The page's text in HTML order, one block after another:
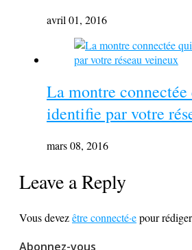
avril 01, 2016
La montre
identifie par votre
mars 08, 2016
Leave a Reply
Vous devezêtre connecté·epour
Abonnez-vous